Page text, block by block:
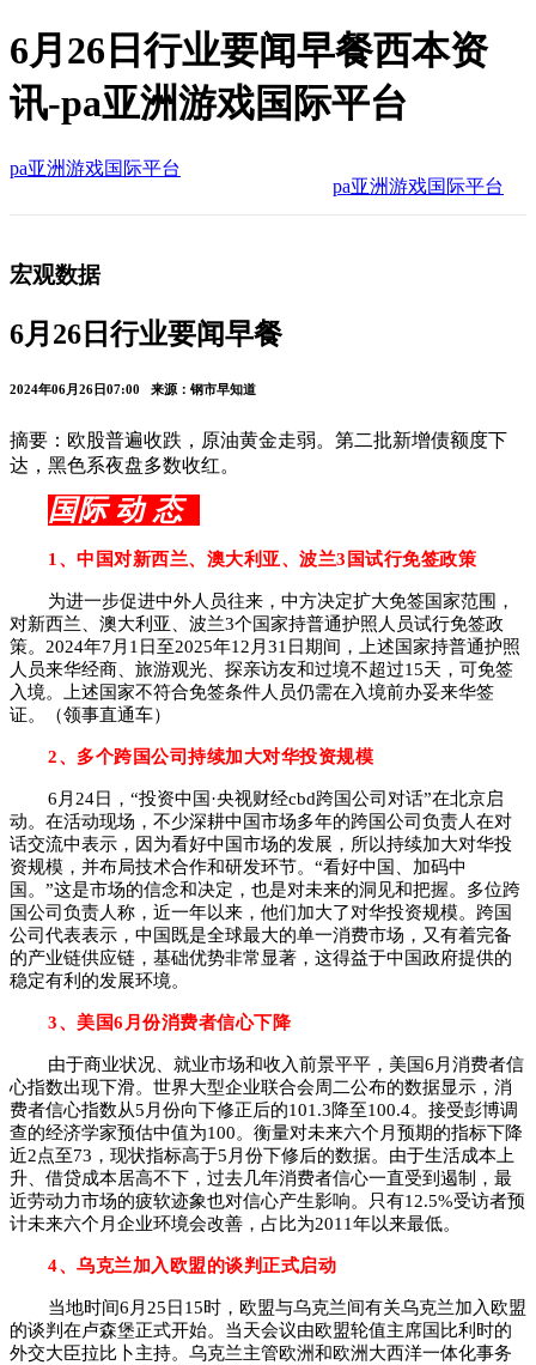
6月26日行业要闻早餐西本资
讯-pa亚洲游戏国际平台
pa亚洲游戏国际平台
pa亚洲游戏国际平台
宏观数据
6月26日行业要闻早餐
2024年06月26日07:00 来源：钢市早知道
摘要：欧股普遍收跌，原油黄金走弱。第二批新增债额度下
达，黑色系夜盘多数收红。
国际 动 态
1、中国对新西兰、澳大利亚、波兰3国试行免签政策
为进一步促进中外人员往来，中方决定扩大免签国家范围，
对新西兰、澳大利亚、波兰3个国家持普通护照人员试行免签政
策。2024年7月1日至2025年12月31日期间，上述国家持普通护照
人员来华经商、旅游观光、探亲访友和过境不超过15天，可免签
入境。上述国家不符合免签条件人员仍需在入境前办妥来华签
证。（领事直通车）
2、多个跨国公司持续加大对华投资规模
6月24日，“投资中国·央视财经cbd跨国公司对话”在北京启
动。在活动现场，不少深耕中国市场多年的跨国公司负责人在对
话交流中表示，因为看好中国市场的发展，所以持续加大对华投
资规模，并布局技术合作和研发环节。“看好中国、加码中
国。”这是市场的信念和决定，也是对未来的洞见和把握。多位跨
国公司负责人称，近一年以来，他们加大了对华投资规模。跨国
公司代表表示，中国既是全球最大的单一消费市场，又有着完备
的产业链供应链，基础优势非常显著，这得益于中国政府提供的
稳定有利的发展环境。
3、美国6月份消费者信心下降
由于商业状况、就业市场和收入前景平平，美国6月消费者信
心指数出现下滑。世界大型企业联合会周二公布的数据显示，消
费者信心指数从5月份向下修正后的101.3降至100.4。接受彭博调
查的经济学家预估中值为100。衡量对未来六个月预期的指标下降
近2点至73，现状指标高于5月份下修后的数据。由于生活成本上
升、借贷成本居高不下，过去几年消费者信心一直受到遏制，最
近劳动力市场的疲软迹象也对信心产生影响。只有12.5%受访者预
计未来六个月企业环境会改善，占比为2011年以来最低。
4、乌克兰加入欧盟的谈判正式启动
当地时间6月25日15时，欧盟与乌克兰间有关乌克兰加入欧盟
的谈判在卢森堡正式开始。当天会议由欧盟轮值主席国比利时的
外交大臣拉比卜主持。乌克兰主管欧洲和欧洲大西洋一体化事务